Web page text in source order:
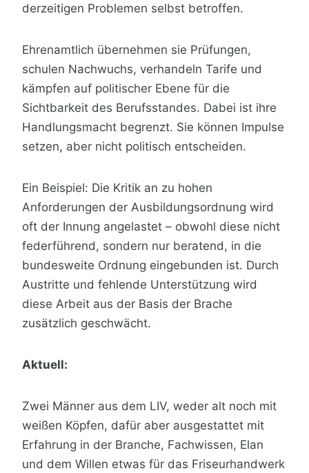
derzeitigen Problemen selbst betroffen.
Ehrenamtlich übernehmen sie Prüfungen,
schulen Nachwuchs, verhandeln Tarife und
kämpfen auf politischer Ebene für die
Sichtbarkeit des Berufsstandes. Dabei ist ihre
Handlungsmacht begrenzt. Sie können Impulse
setzen, aber nicht politisch entscheiden.
Ein Beispiel: Die Kritik an zu hohen
Anforderungen der Ausbildungsordnung wird
oft der Innung angelastet – obwohl diese nicht
federführend, sondern nur beratend, in die
bundesweite Ordnung eingebunden ist. Durch
Austritte und fehlende Unterstützung wird
diese Arbeit aus der Basis der Brache
zusätzlich geschwächt.
Aktuell:
Zwei Männer aus dem LIV, weder alt noch mit
weißen Köpfen, dafür aber ausgestattet mit
Erfahrung in der Branche, Fachwissen, Elan
und dem Willen etwas für das Friseurhandwerk